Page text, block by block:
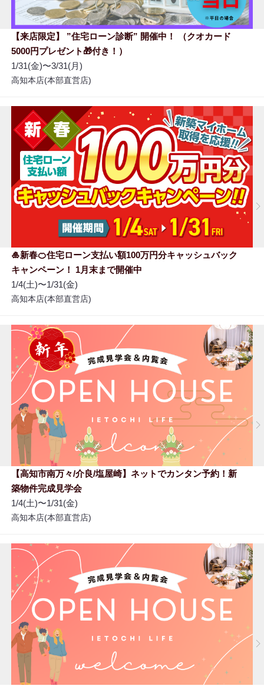
【来店限定】 ”住宅ローン診断” 開催中！ （クオカード
5000円プレゼント🎁付き！）
1/31(金)〜3/31(月)
高知本店(本部直営店)
🎍新春🍊住宅ローン支払い額100万円分キャッシュバック
キャンペーン！ 1月末まで開催中
1/4(土)〜1/31(金)
高知本店(本部直営店)
【高知市南万々/介良/塩屋崎】ネットでカンタン予約！新
築物件完成見学会
1/4(土)〜1/31(金)
高知本店(本部直営店)